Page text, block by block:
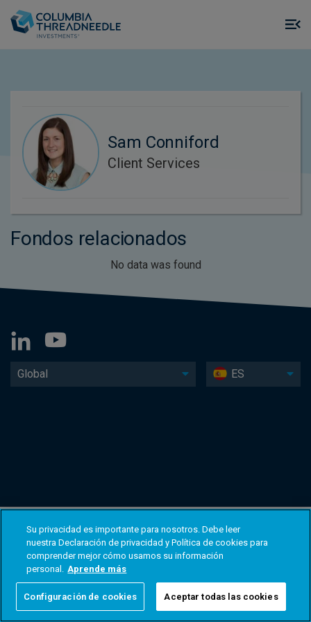
Sam Conniford
Client Services
Fondos relacionados
No data was found
Global ES
Su privacidad es importante para nosotros. Debe leer
nuestra Declaración de privacidad y Política de cookies para
comprender mejor cómo usamos su información
personal. Aprende más
Configuración de cookies Aceptar todas las cookies